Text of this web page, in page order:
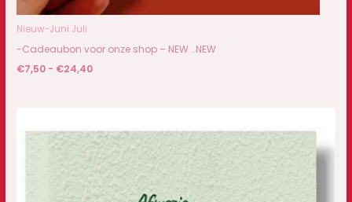
Nieuw-Juni Juli
-Cadeaubon voor onze shop – NEW ..NEW
€7,50 - €24,40